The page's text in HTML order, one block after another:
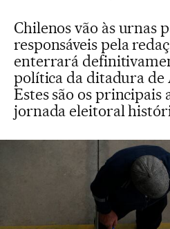
Chilenos vão às urnas
responsáveis pela
enterrará
política da ditadura de
Estes são os principais
jornada eleitoral